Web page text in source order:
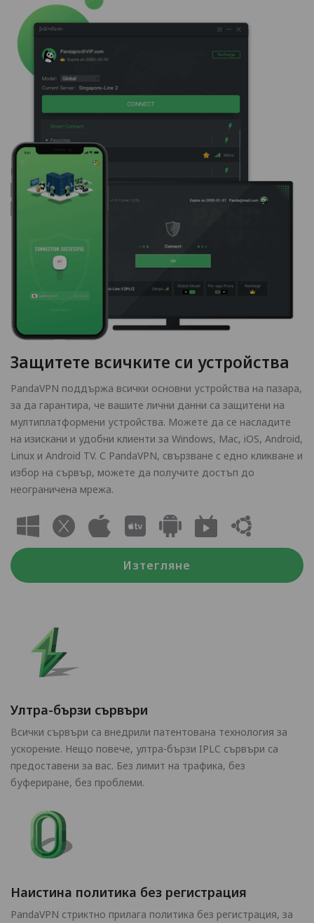
Защитете всичките си устройства
PandaVPN поддържа всички основни устройства на пазара,
за да гарантира, че вашите лични данни са защитени на
мултиплатформени устройства. Можете да се насладите
на изискани и удобни клиенти за Windows, Mac, iOS, Android,
Linux и Android TV. С PandaVPN, свързване с едно кликване и
избор на сървър, можете да получите достъп до
неограничена мрежа.
Изтегляне
Ултра-бързи сървъри
Всички сървъри са внедрили патентована технология за
ускорение. Нещо повече, ултра-бързи IPLC сървъри са
предоставени за вас. Без лимит на трафика, без
буфериране, без проблеми.
Наистина политика без регистрация
PandaVPN стриктно прилага политика без регистрация, за